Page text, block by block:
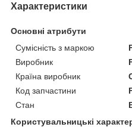
Характеристики
Основні атрибути
Сумісність з маркою
Виробник
Країна виробник
Код запчастини
Стан
Користувальницькі